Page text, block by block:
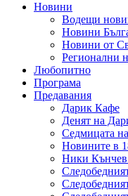
Новини
Водещи
Новини
Новини от
Регионални
Любопитно
Програма
Предавания
Дарик Кафе
Денят на
Седмицата
Новините в
Ники